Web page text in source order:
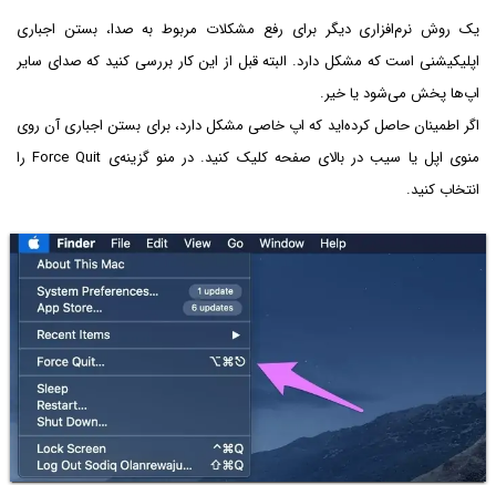
یک روش نرم‌افزاری دیگر برای رفع مشکلات مربوط به صدا، بستن اجباری
اپلیکیشنی است که مشکل دارد. البته قبل از این کار بررسی کنید که صدای سایر
اپ‌ها پخش می‌شود یا خیر.
اگر اطمینان حاصل کرده‌اید که اپ خاصی مشکل دارد، برای بستن اجباری آن روی
منوی اپل یا سیب در بالای صفحه کلیک کنید. در منو گزینه‌ی Force Quit را
انتخاب کنید.